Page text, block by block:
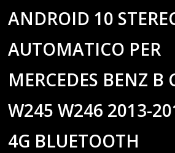
ANDROID 10
AUTOMATICO PER
MERCEDES BENZ B
W245 W246 2013-
4G BLUETOOTH